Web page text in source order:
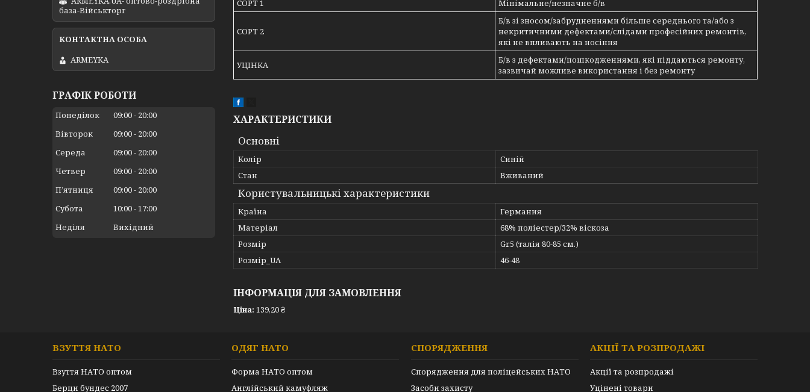
СОРТ 1
Мінімальне/незначне б/в
СОРТ 2
Б/в зі зносом/забрудненнями більше середнього та/або з
некритичними дефектами/слідами професійних ремонтів,
які не впливають на носіння
УЦІНКА
Б/в з дефектами/пошкодженнями, які піддаються ремонту,
зазвичай можливе використання і без ремонту
ХАРАКТЕРИСТИКИ
Основні
Колір
Синій
Стан
Вживаний
Користувальницькі характеристики
Країна
Германия
Матеріал
68% поліестер/32% віскоза
Розмір
Gr.5 (талія 80-85 см.)
Розмір_UA
46-48
ІНФОРМАЦІЯ ДЛЯ ЗАМОВЛЕННЯ
Ціна: 139,20 ₴
база-Військторг
ARMEYKA
ГРАФІК РОБОТИ
Понеділок 09:00
20:00
Вівторок
09:00
20:00
Середа
09:00
20:00
Четвер
09:00
20:00
Пʼятниця
09:00
20:00
Субота
10:00 17:00
Неділя
Вихідний
ВЗУТТЯ НАТО
Взуття НАТО оптом
Берци бундес 2007
ОДЯГ НАТО
Форма НАТО оптом
Англійський камуфляж
СПОРЯДЖЕННЯ
Спорядження для поліцейських НАТО
Засоби захисту
АКЦІЇ ТА РОЗПРОДАЖІ
Акції та розпродажі
Уцінені товари